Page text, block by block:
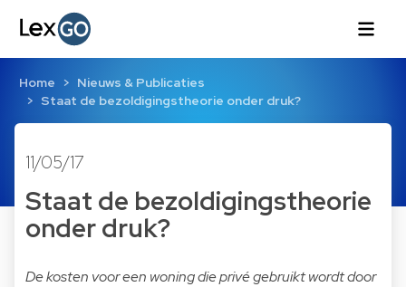
Home
Nieuws & Publicaties
Staat de bezoldigingstheorie onder druk?
11/05/17
Staat de bezoldigingstheorie
onder druk?
De kosten voor een woning die privé gebruikt wordt door